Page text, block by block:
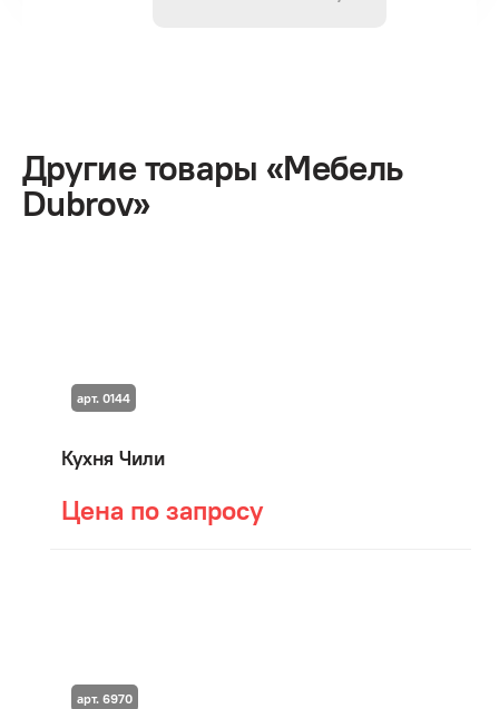
Другие товары «Мебель
Dubrov»
Кухня Чили
Цена по запросу
арт. 0144
арт. 6970